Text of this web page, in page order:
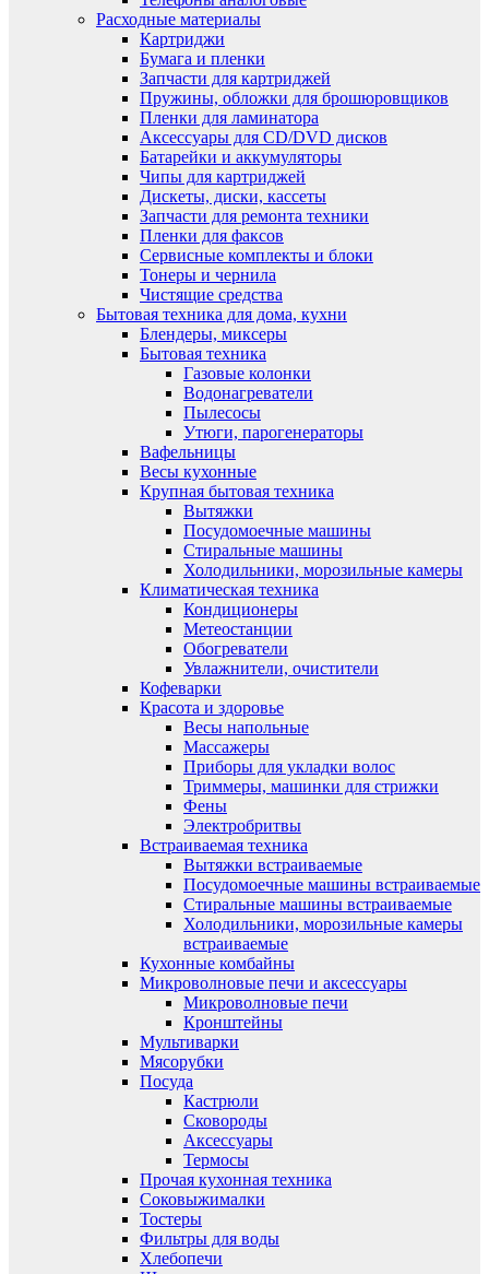
Расходные материалы
Картриджи
Бумага и пленки
Запчасти для картриджей
Пружины, обложки для брошюровщиков
Пленки для ламинатора
Аксессуары для CD/DVD дисков
Батарейки и аккумуляторы
Чипы для картриджей
Дискеты, диски, кассеты
Запчасти для ремонта техники
Пленки для факсов
Сервисные комплекты и блоки
Тонеры и чернила
Чистящие средства
Бытовая техника для дома, кухни
Блендеры, миксеры
Бытовая техника
Газовые колонки
Водонагреватели
Пылесосы
Утюги, парогенераторы
Вафельницы
Весы кухонные
Крупная бытовая техника
Вытяжки
Посудомоечные машины
Стиральные машины
Холодильники, морозильные камеры
Климатическая техника
Кондиционеры
Метеостанции
Обогреватели
Увлажнители, очистители
Кофеварки
Красота и здоровье
Весы напольные
Массажеры
Приборы для укладки волос
Триммеры, машинки для стрижки
Фены
Электробритвы
Встраиваемая техника
Вытяжки встраиваемые
Посудомоечные машины встраиваемые
Стиральные машины встраиваемые
Холодильники, морозильные камеры
встраиваемые
Кухонные комбайны
Микроволновые печи и аксессуары
Микроволновые печи
Кронштейны
Мультиварки
Мясорубки
Посуда
Кастрюли
Сковороды
Аксессуары
Термосы
Прочая кухонная техника
Соковыжималки
Тостеры
Фильтры для воды
Хлебопечи